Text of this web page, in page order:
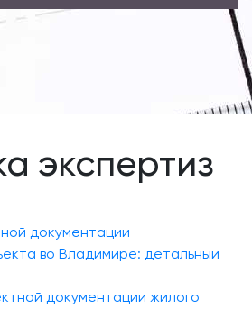
экспертиз
документации
во Владимире: детальный
документации жилого